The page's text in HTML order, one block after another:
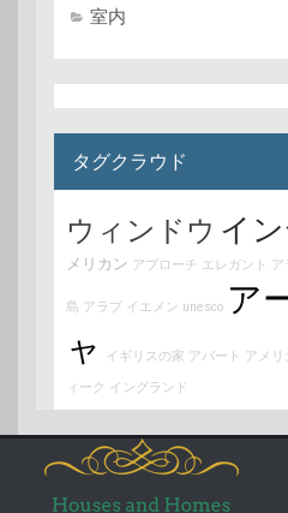
室内
タグクラウド
ウィンドウ イ
メリカン アプローチ エレガント
島 アラブ イエメン unesco ア
ャ
イギリスの家 アパート アメリ
ィーク イングランド